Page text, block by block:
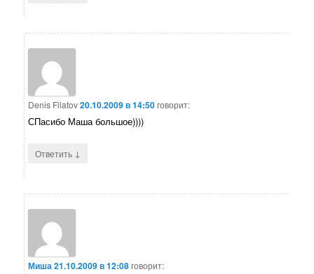
Denis Filatov20.10.2009 в 14:50говорит:
СПасибо Маша большое))))
Ответить ↓
Миша21.10.2009 в 12:08говорит: